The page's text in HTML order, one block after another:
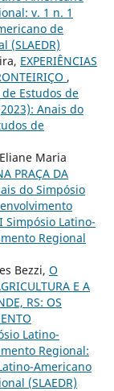
v. 1 n. 1
de
(SLAEDR)
EXPERIÊNCIAS
,
Estudos de
Anais do
de
Maria
PRAÇA DA
do Simpósio
Simpósio Latino-
Regional
Bezzi, O
E A
RS: OS
Latino-
Regional:
Americano
(SLAEDR)